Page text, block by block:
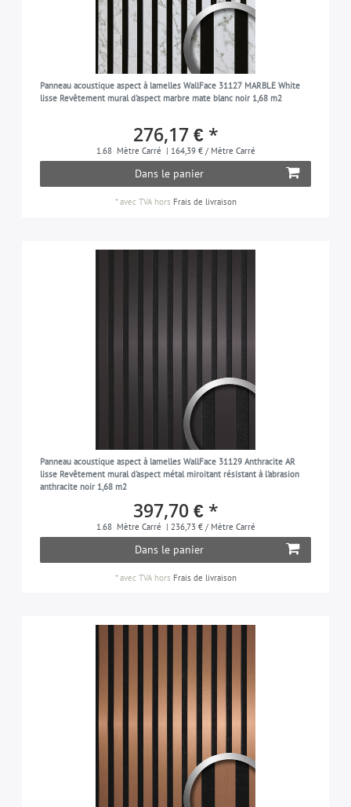
Panneau acoustique aspect à lamelles WallFace 31127 MARBLE White
lisse Revêtement mural d'aspect marbre mate blanc noir 1,68 m2
276,17 € *
1.68 Mètre Carré | 164,39 € / Mètre Carré
Dans le panier
*avec TVAhors Frais de livraison
Panneau acoustique aspect à lamelles WallFace 31129 Anthracite AR
lisse Revêtement mural d'aspect métal miroitant résistant à l'abrasion
anthracite noir 1,68 m2
397,70 € *
1.68 Mètre Carré | 236,73 € / Mètre Carré
Dans le panier
*avec TVAhors Frais de livraison